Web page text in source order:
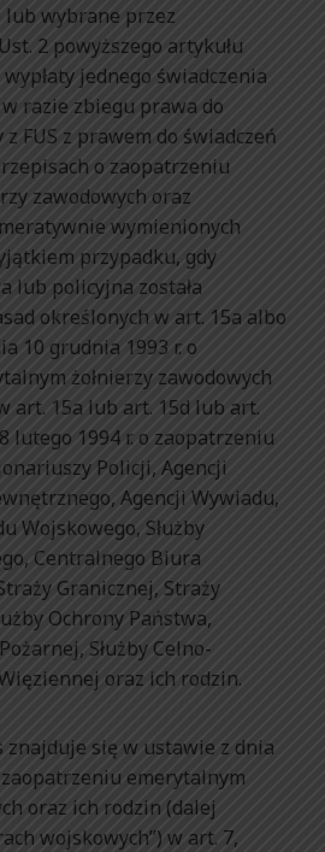
lub wybrane przez
2 powyższego artykułu
jednego świadczenia
razie zbiegu prawa do
FUS z prawem do świadczeń
o zaopatrzeniu
zawodowych oraz
wymienionych
przypadku, gdy
lub policyjna została
określonych w art. 15a albo
10 grudnia 1993 r. o
żołnierzy zawodowych
art. 15a lub art. 15d lub art.
lutego 1994 r. o zaopatrzeniu
Policji, Agencji
Agencji Wywiadu,
Wojskowego, Służby
Centralnego Biura
Granicznej, Straży
Ochrony Państwa,
Służby Celno-
oraz ich rodzin.
znajduje się w ustawie z dnia
zaopatrzeniu emerytalnym
oraz ich rodzin (dalej
wojskowych”) w art. 7,